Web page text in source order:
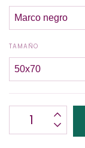
TAMAÑO